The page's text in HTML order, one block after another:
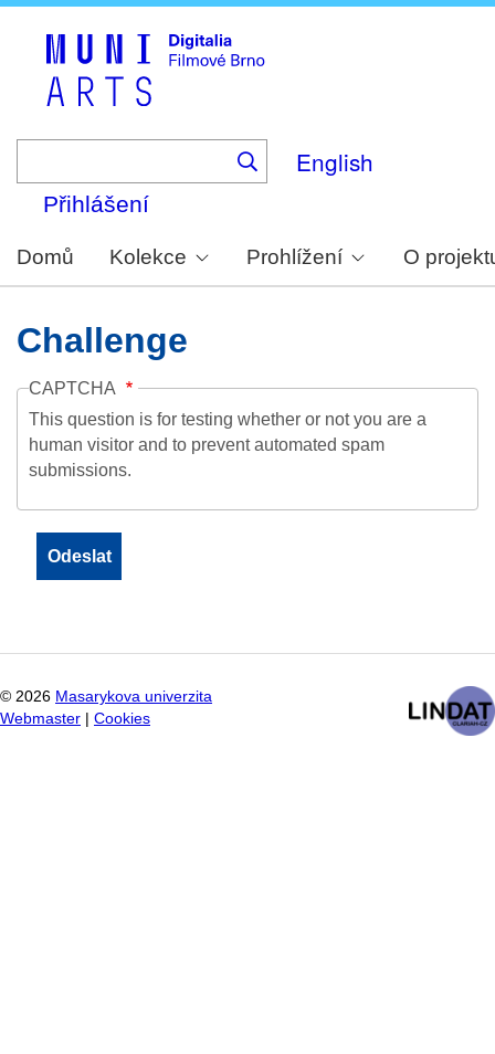
English
Přihlášení
Domů Kolekce Prohlížení O
Challenge
CAPTCHA
This question is for testing whether or not you are a
human visitor and to prevent automated spam
submissions.
© 2026 Masarykova univerzita
Webmaster
Cookies